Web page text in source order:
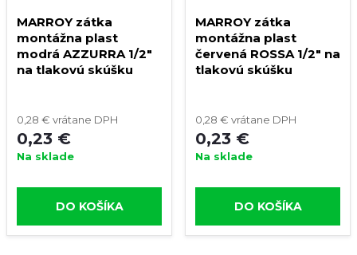
MARROY zátka
montážna plast
modrá AZZURRA 1/2"
na tlakovú skúšku
0,28 € vrátane DPH
0,23 €
Na sklade
DO KOŠÍKA
MARROY zátka
montážna plast
červená ROSSA 1/2" na
tlakovú skúšku
0,28 € vrátane DPH
0,23 €
Na sklade
DO KOŠÍKA